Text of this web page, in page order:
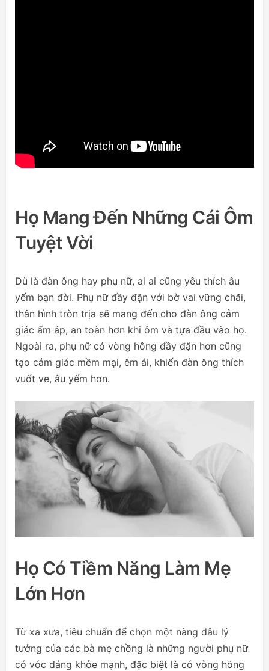
Họ Mang Đến Những Cái Ôm
Tuyệt Vời
Dù là đàn ông hay phụ nữ, ai ai cũng yêu thích âu
yếm bạn đời. Phụ nữ đầy đặn với bờ vai vững chãi,
thân hình tròn trịa sẽ mang đến cho đàn ông cảm
giác ấm áp, an toàn hơn khi ôm và tựa đầu vào họ.
Ngoài ra, phụ nữ có vòng hông đầy đặn hơn cũng
tạo cảm giác mềm mại, êm ái, khiến đàn ông thích
vuốt ve, âu yếm hơn.
Họ Có Tiềm Năng Làm Mẹ
Lớn Hơn
Từ xa xưa, tiêu chuẩn để chọn một nàng dâu lý
tưởng của các bà mẹ chồng là những người phụ nữ
có vóc dáng khỏe mạnh, đặc biệt là có vòng hông